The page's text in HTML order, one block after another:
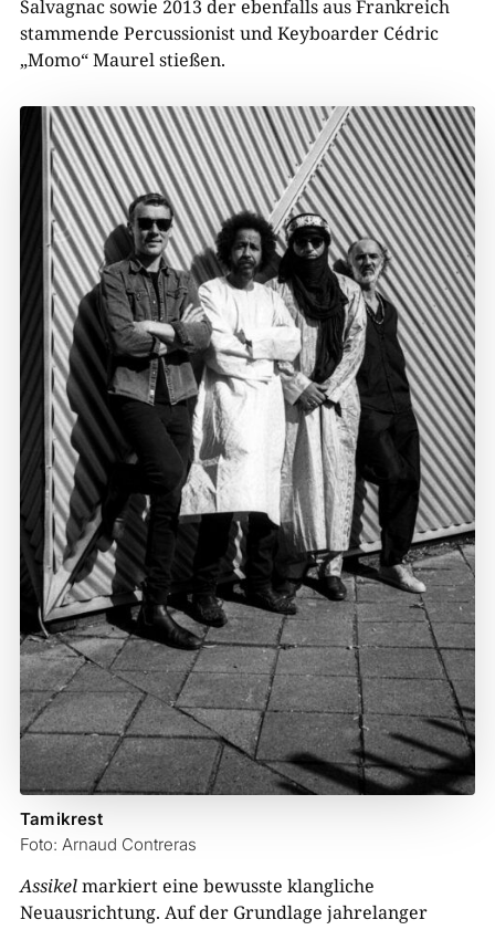
Salvagnac sowie 2013 der ebenfalls aus Frankreich
stammende Percussionist und Keyboarder Cédric
„Momo“ Maurel stießen.
Tamikrest
Foto: Arnaud Contreras
Assikelmarkiert eine bewusste klangliche
Neuausrichtung. Auf der Grundlage jahrelanger